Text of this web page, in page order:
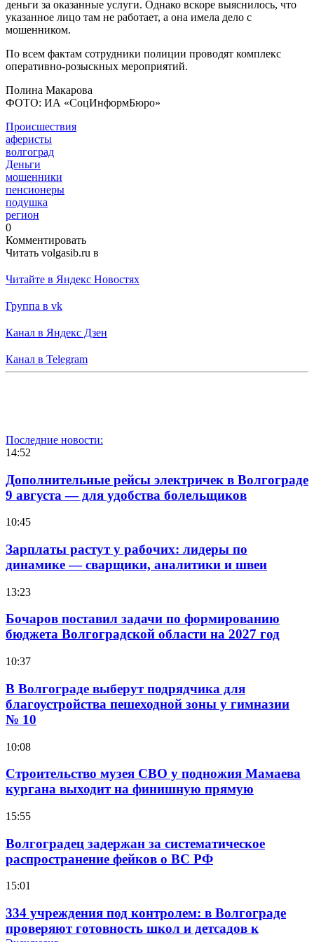
деньги за оказанные услуги. Однако вскоре выяснилось, что
указанное лицо там не работает, а она имела дело с
мошенником.
По всем фактам сотрудники полиции проводят комплекс
оперативно-розыскных мероприятий.
Полина Макарова
ФОТО: ИА «СоцИнформБюро»
Происшествия
аферисты
волгоград
Деньги
мошенники
пенсионеры
подушка
регион
0
Комментировать
Читать volgasib.ru в
Читайте в Яндекс Новостях
Группа в vk
Канал в Яндекс Дзен
Канал в Telegram
Последние новости:
14:52
Дополнительные рейсы электричек в Волгограде
9 августа — для удобства болельщиков
10:45
Зарплаты растут у рабочих: лидеры по
динамике — сварщики, аналитики и швеи
13:23
Бочаров поставил задачи по формированию
бюджета Волгоградской области на 2027 год
10:37
В Волгограде выберут подрядчика для
благоустройства пешеходной зоны у гимназии
№ 10
10:08
Строительство музея СВО у подножия Мамаева
кургана выходит на финишную прямую
15:55
Волгоградец задержан за систематическое
распространение фейков о ВС РФ
15:01
334 учреждения под контролем: в Волгограде
проверяют готовность школ и детсадов к